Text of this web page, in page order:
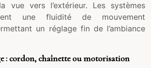
vue vers l’extérieur. Les systèmes
une fluidité de mouvement
un réglage fin de l’ambiance
: cordon, chaînette ou motorisation